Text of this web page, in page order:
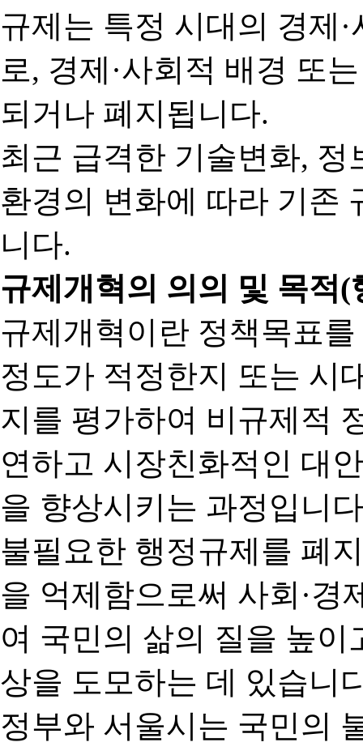
규제는 특정 시대의 경제
로, 경제·사회적 배경 또
되거나 폐지됩니다.
최근 급격한 기술변화,
환경의 변화에 따라 기존
니다.
규제개혁의 의의 및 목적
규제개혁이란 정책목표
정도가 적정한지 또는 시
지를 평가하여 비규제적
연하고 시장친화적인 대
을 향상시키는 과정입니
불필요한 행정규제를 폐
을 억제함으로써 사회·경
여 국민의 삶의 질을 높
상을 도모하는 데 있습니
정부와 서울시는 국민의